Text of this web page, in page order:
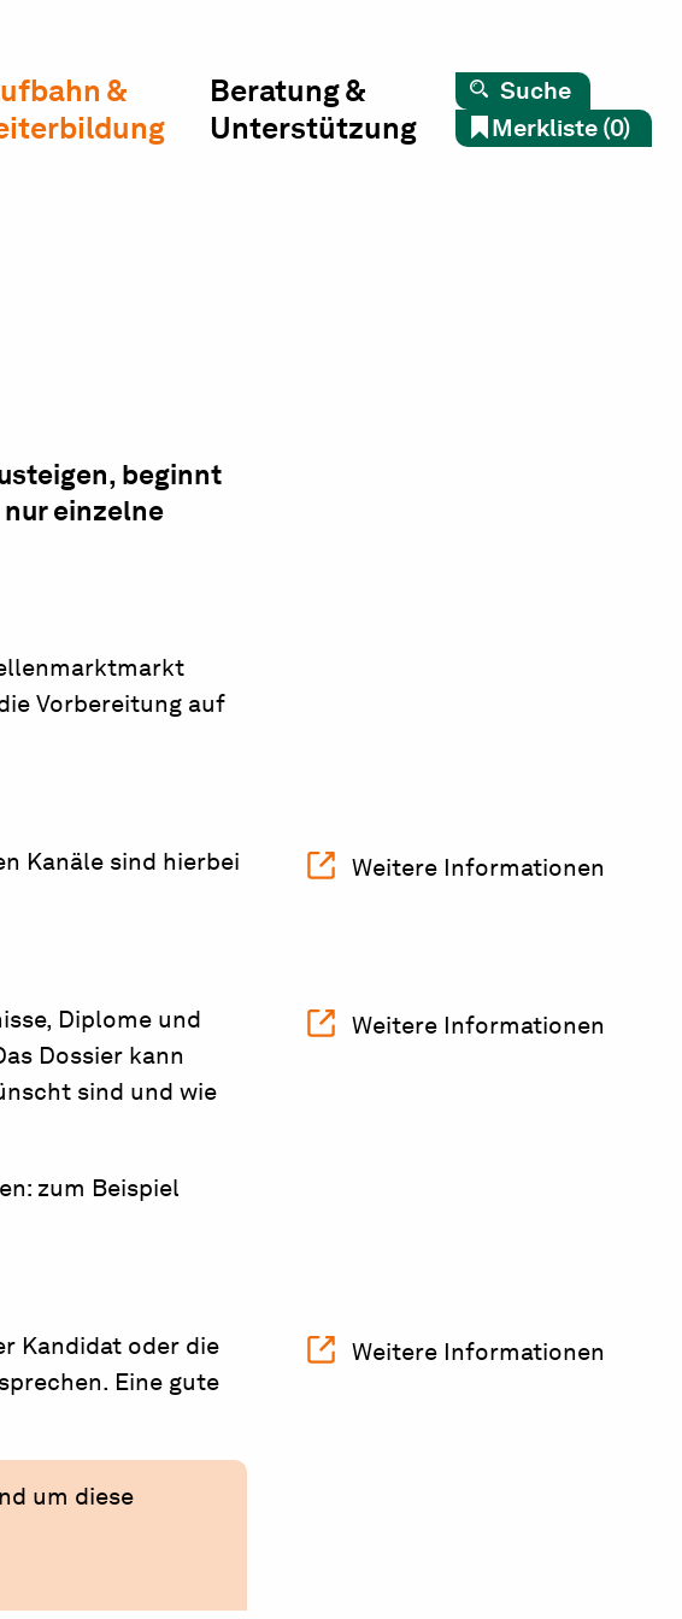
&
Beratung &
Unterstützung
Suche
Merkliste (0)
beginnt
einzelne
Vorbereitung auf
Kanäle sind hierbei
Weitere Informationen
Diplome und
Dossier kann
sind und wie
zum Beispiel
Weitere Informationen
Kandidat oder die
Eine gute
Weitere Informationen
um diese